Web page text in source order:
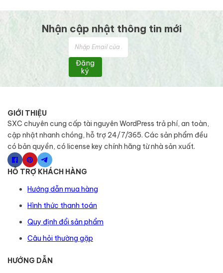
Nhận cập nhật thông tin mới
Đăng
ký
GIỚI THIỆU
SXC chuyên cung cấp tài nguyên WordPress trả phí, an toàn,
cập nhật nhanh chóng, hỗ trợ 24/7/365. Các sản phẩm đều
có bản quyền, có license key chính hãng từ nhà sản xuất.
HỖ TRỢ KHÁCH HÀNG
Hướng dẫn mua hàng
Hình thức thanh toán
Quy định đổi sản phẩm
Câu hỏi thường gặp
HƯỚNG DẪN